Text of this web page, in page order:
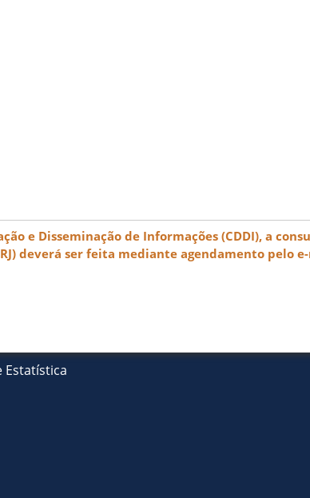
e Disseminação de Informações (CDDI), a
deverá ser feita mediante agendamento pelo
Estatística